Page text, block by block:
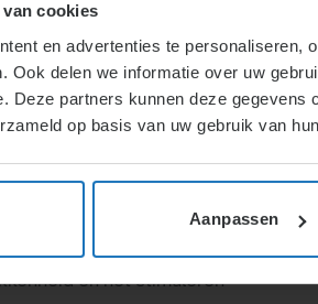
cookies
en advertenties te personaliseren,
Ook delen we informatie over uw
Deze partners kunnen deze
op basis van uw gebruik van
Aanpassen
van
afgestemd op
van taakgericht tot
stimuleren
kernpunten
en het stimuleren